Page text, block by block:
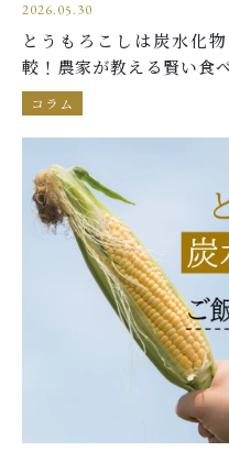
ABOUT US
Re.FOODSについて
SHOPPING
ショッピングガイド
NEWS
お知らせ
COLUMN
PRIVACY
プライバシーポリシー
2026.05.30
とうもろこしは炭水化
較！農家が教える賢い食
コラム